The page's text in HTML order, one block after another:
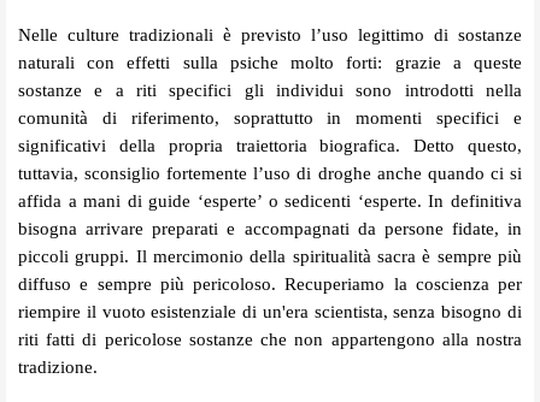
Nelle culture tradizionali è previsto l’uso legittimo di sostanze
naturali con effetti sulla psiche molto forti: grazie a queste
sostanze e a riti specifici gli individui sono introdotti nella
comunità di riferimento, soprattutto in momenti specifici e
significativi della propria traiettoria biografica. Detto questo,
tuttavia, sconsiglio fortemente l’uso di droghe anche quando ci si
affida a mani di guide ‘esperte’ o sedicenti ‘esperte. In definitiva
bisogna arrivare preparati e accompagnati da persone fidate, in
piccoli gruppi. Il mercimonio della spiritualità sacra è sempre più
diffuso e sempre più pericoloso. Recuperiamo la coscienza per
riempire il vuoto esistenziale di un'era scientista, senza bisogno di
riti fatti di pericolose sostanze che non appartengono alla nostra
tradizione.